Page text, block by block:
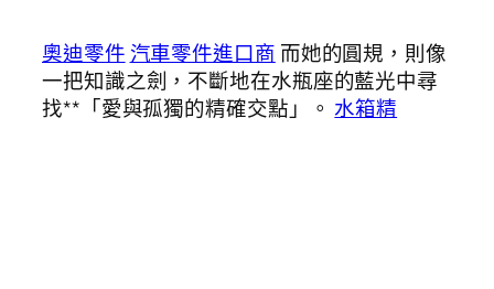
奧迪零件汽車零件進口商 而她的圓規，則像
一把知識之劍，不斷地在水瓶座的藍光中尋
找**「愛與孤獨的精確交點」。 水箱精